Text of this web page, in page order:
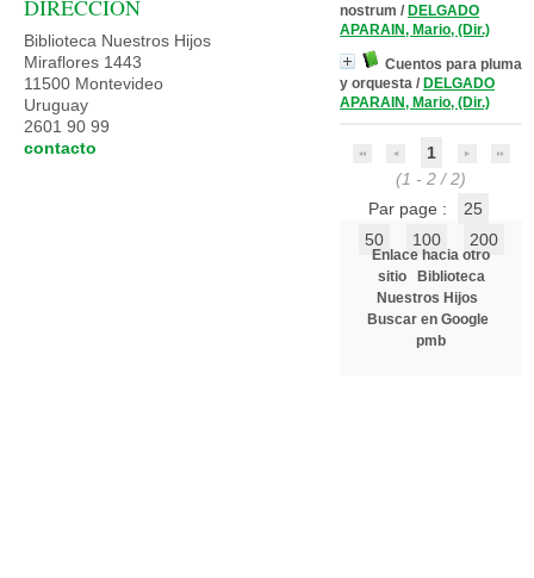
nostrum / DELGADO
APARAIN, Mario, (Dir.)
Cuentos para pluma
y orquesta / DELGADO
APARAIN, Mario, (Dir.)
1
(1 - 2 / 2)
Par page :
25
50
100 200
Enlace hacia otro
sitio
Biblioteca
Nuestros Hijos
Buscar en Google
pmb
DIRECCIÓN
Biblioteca Nuestros Hijos
Miraflores 1443
11500 Montevideo
Uruguay
2601 90 99
contacto